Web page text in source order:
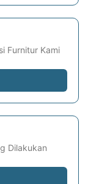
Furnitur Kami
Dilakukan